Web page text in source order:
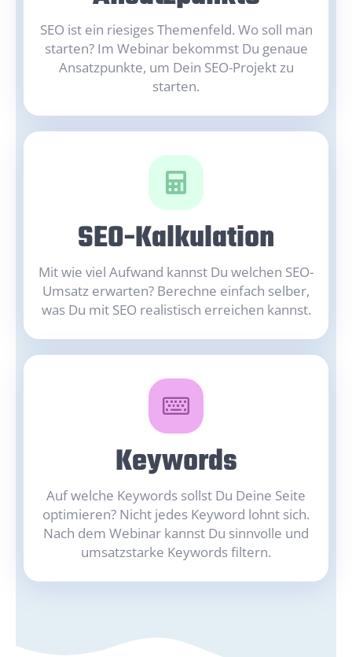
SEO ist ein riesiges Themenfeld. Wo soll man
starten? Im Webinar bekommst Du genaue
Ansatzpunkte, um Dein SEO-Projekt zu
starten.
SEO-Kalkulation
Mit wie viel Aufwand kannst Du welchen SEO-
Umsatz erwarten? Berechne einfach selber,
was Du mit SEO realistisch erreichen kannst.
Keywords
Auf welche Keywords sollst Du Deine Seite
optimieren? Nicht jedes Keyword lohnt sich.
Nach dem Webinar kannst Du sinnvolle und
umsatzstarke Keywords filtern.